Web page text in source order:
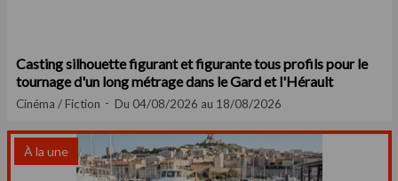
Casting silhouette figurant et figurante tous profils pour le
tournage d'un long métrage dans le Gard et l'Hérault
Cinéma / Fiction Du 04/08/2026 au 18/08/2026
À la une